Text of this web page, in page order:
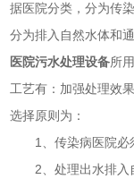
据医院分类，分为传
分为排入自然水体和
医院污水处理设备所
工艺有：加强处理效
选择原则为：
1、传染病医院必须
2、处理出水排入